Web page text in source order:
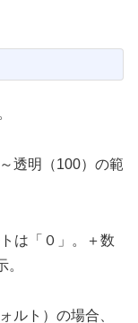
透明（100）の範
は「０」。＋数
ルト）の場合、